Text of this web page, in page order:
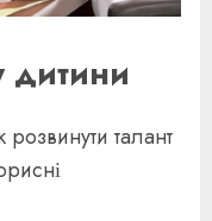
дитини
талант